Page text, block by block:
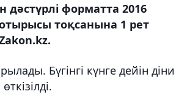
форматта 2016
отырысы тоқсанына 1 рет
Бүгінгі күнге дейін діни